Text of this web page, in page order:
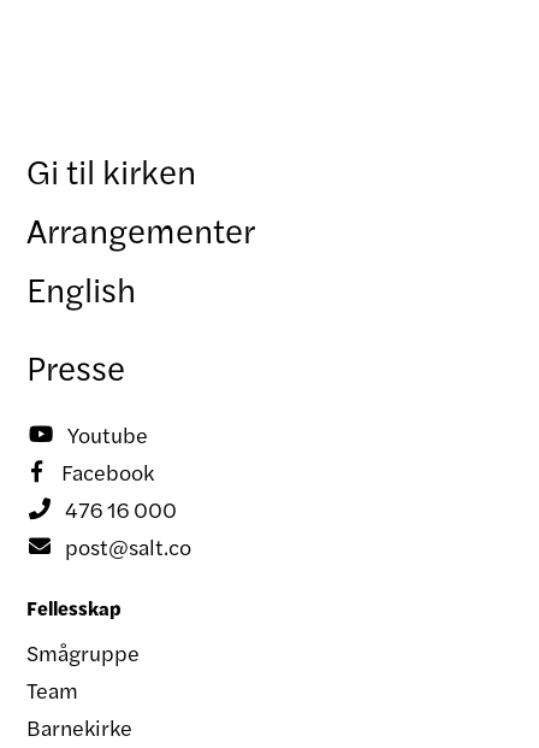
Gi til kirken
Arrangementer
English
Presse
 Youtube
 Facebook
 476 16 000
 post@salt.co
Fellesskap
Smågruppe
Team
Barnekirke